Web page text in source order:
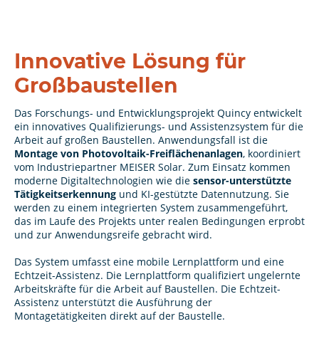
Innovative Lösung für
Großbaustellen
Das Forschungs- und Entwicklungsprojekt Quincy entwickelt
ein innovatives Qualifizierungs- und Assistenzsystem für die
Arbeit auf großen Baustellen. Anwendungsfall ist die
Montage von Photovoltaik-Freiflächenanlagen, koordiniert
vom Industriepartner MEISER Solar. Zum Einsatz kommen
moderne Digitaltechnologien wie die sensor-unterstützte
Tätigkeitserkennung und KI-gestützte Datennutzung. Sie
werden zu einem integrierten System zusammengeführt,
das im Laufe des Projekts unter realen Bedingungen erprobt
und zur Anwendungsreife gebracht wird.
Das System umfasst eine mobile Lernplattform und eine
Echtzeit-Assistenz. Die Lernplattform qualifiziert ungelernte
Arbeitskräfte für die Arbeit auf Baustellen. Die Echtzeit-
Assistenz unterstützt die Ausführung der
Montagetätigkeiten direkt auf der Baustelle.